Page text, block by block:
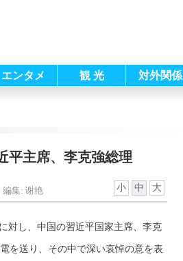
エンタメ 観 光 対外関係
主席、李克強総理
編集: 谢艳 小 中 大
対し、中国の習近平国家主席、李克
を送り、その中で深い哀悼の意を表